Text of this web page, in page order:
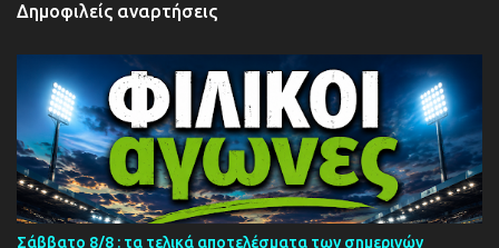
Δημοφιλείς αναρτήσεις
Σάββατο 8/8 : τα τελικά αποτελέσματα των σημερινών